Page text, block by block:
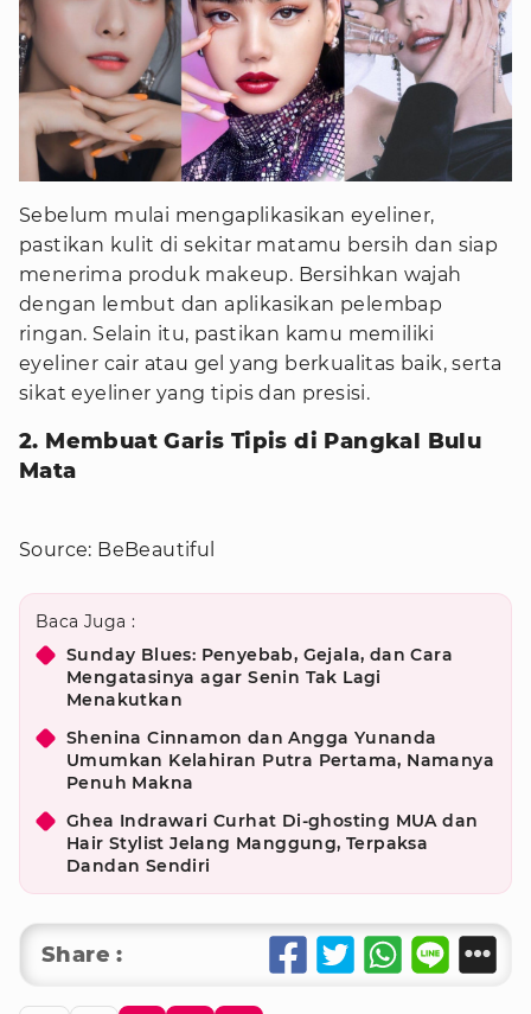
Sebelum mulai mengaplikasikan eyeliner,
pastikan kulit di sekitar matamu bersih dan siap
menerima produk makeup. Bersihkan wajah
dengan lembut dan aplikasikan pelembap
ringan. Selain itu, pastikan kamu memiliki
eyeliner cair atau gel yang berkualitas baik, serta
sikat eyeliner yang tipis dan presisi.
2. Membuat Garis Tipis di Pangkal Bulu
Mata
Source: BeBeautiful
Baca Juga :
Sunday Blues: Penyebab, Gejala, dan Cara
Mengatasinya agar Senin Tak Lagi
Menakutkan
Shenina Cinnamon dan Angga Yunanda
Umumkan Kelahiran Putra Pertama, Namanya
Penuh Makna
Ghea Indrawari Curhat Di-ghosting MUA dan
Hair Stylist Jelang Manggung, Terpaksa
Dandan Sendiri
Share :